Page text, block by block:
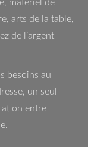
matériel de
arts de la table,
de l’argent
besoins au
un seul
entre